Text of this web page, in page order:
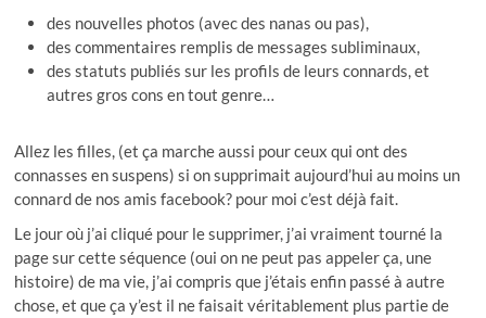
des nouvelles photos (avec des nanas ou pas),
des commentaires remplis de messages subliminaux,
des statuts publiés sur les profils de leurs connards, et
autres gros cons en tout genre…
Allez les filles, (et ça marche aussi pour ceux qui ont des
connasses en suspens) si on supprimait aujourd’hui au moins un
connard de nos amis facebook? pour moi c’est déjà fait.
Le jour où j’ai cliqué pour le supprimer, j’ai vraiment tourné la
page sur cette séquence (oui on ne peut pas appeler ça, une
histoire) de ma vie, j’ai compris que j’étais enfin passé à autre
chose, et que ça y’est il ne faisait véritablement plus partie de